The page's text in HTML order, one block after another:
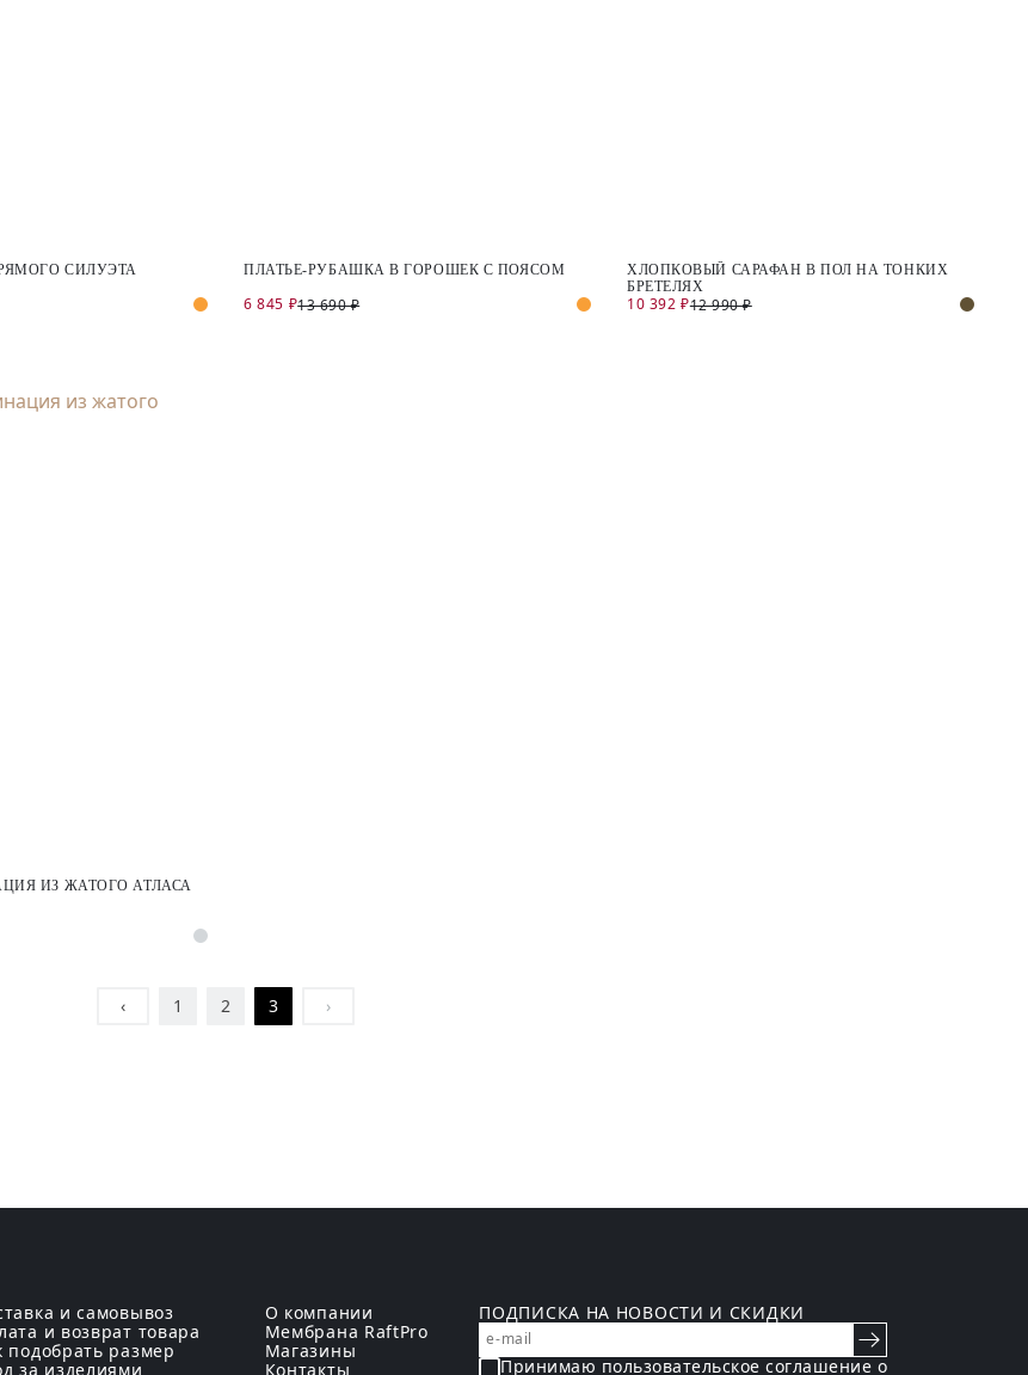
СИЛУЭТА ПЛАТЬЕ-РУБАШКА В ГОРОШЕК С ПОЯСОМ
6 845 ₽13 690 ₽
ХЛОПКОВЫЙ САРАФАН В ПОЛ НА ТОНКИХ
БРЕТЕЛЯХ
10 392 ₽12 990 ₽
ИЗ ЖАТОГО АТЛАСА
‹ 1 2 3 ›
и самовывоз
и возврат товара
подобрать размер
за изделиями
О компании
Мембрана RaftPro
Магазины
Контакты
ПОДПИСКА НА НОВОСТИ И СКИДКИ
Принимаю пользовательскоесоглашение о